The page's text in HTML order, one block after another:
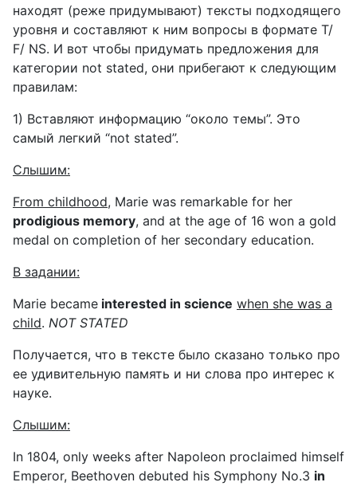
находят (реже придумывают) тексты подходящего
уровня и составляют к ним вопросы в формате T/
F/ NS. И вот чтобы придумать предложения для
категории not stated, они прибегают к следующим
правилам:
1) Вставляют информацию “около темы”. Это
самый легкий “not stated”.
Слышим:
From childhood, Marie was remarkable for her
prodigious memory, and at the age of 16 won a gold
medal on completion of her secondary education.
В задании:
Marie became interested in science when she was a
child. NOTSTATED
Получается, что в тексте было сказано только про
ее удивительную память и ни слова про интерес к
науке.
Слышим:
In 1804, only weeks after Napoleon proclaimed himself
Emperor, Beethoven debuted his Symphony No.3 in